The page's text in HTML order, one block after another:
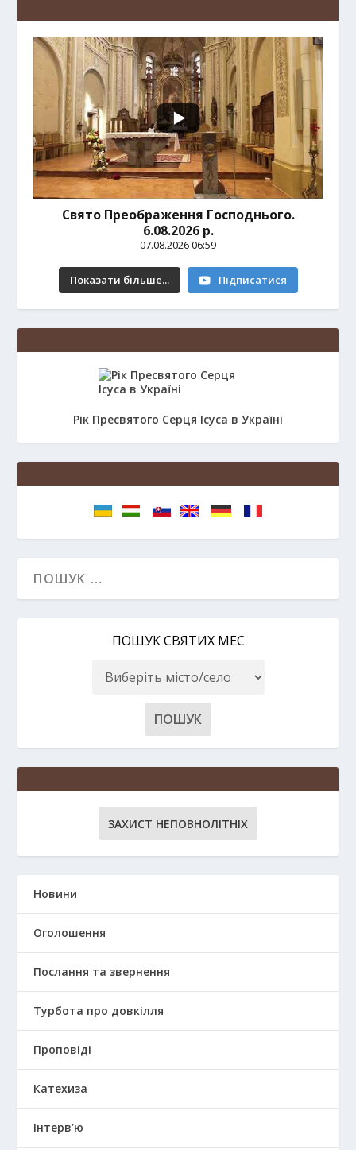
Свято Преображення Господнього.
6.08.2026 р.
07.08.2026 06:59
Показати більше... Підписатися
Рік Пресвятого Серця Ісуса в Україні
ПОШУК СВЯТИХ МЕС
ЗАХИСТ НЕПОВНОЛІТНІХ
Новини
Оголошення
Послання та звернення
Турбота про довкілля
Проповіді
Катехиза
Інтерв’ю